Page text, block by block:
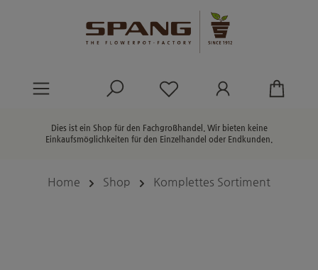
Du hast 0 Produkte
Dies ist ein Shop für den Fachgroßhandel. Wir bieten keine
Einkaufsmöglichkeiten für den Einzelhandel oder Endkunden.
Home Shop Komplettes Sortiment